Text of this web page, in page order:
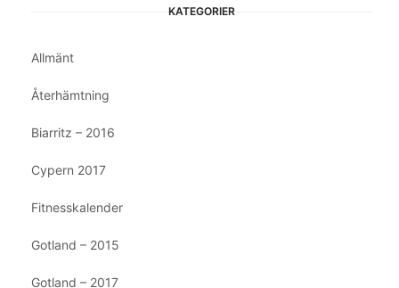
KATEGORIER
Allmänt
Återhämtning
Biarritz – 2016
Cypern 2017
Fitnesskalender
Gotland – 2015
Gotland – 2017